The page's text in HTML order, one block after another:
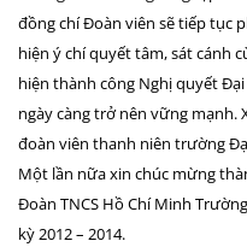
đồng chí Đoàn viên sẽ tiếp tục
hiện ý chí quyết tâm, sát cánh
hiện thành công Nghị quyết
ngày càng trở nên vững mạnh.
đoàn viên thanh niên trường
Một lần nữa xin chúc mừng
Đoàn TNCS Hồ Chí Minh
kỳ 2012 – 2014.